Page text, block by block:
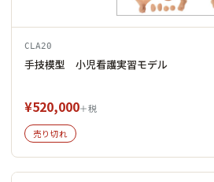
CLA20
手技模型 小児看護実習モデル
¥520,000＋税
売り切れ